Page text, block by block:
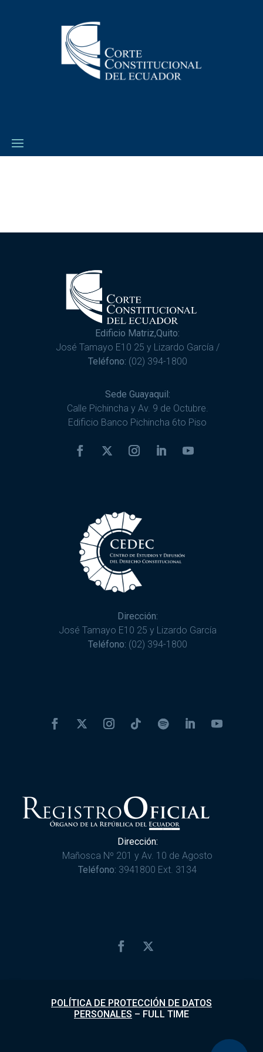
Edificio Matriz,Quito:
José Tamayo E10 25 y Lizardo García /
Teléfono: (02) 394-1800
Sede Guayaquil:
Calle Pichincha y Av. 9 de Octubre.
Edificio Banco Pichincha 6to Piso
Dirección:
José Tamayo E10 25 y Lizardo García
Teléfono: (02) 394-1800
Dirección:
Mañosca Nº 201 y Av. 10 de Agosto
Teléfono: 3941800 Ext. 3134
POLÍTICA DE PROTECCIÓN DE DATOS
PERSONALES – FULL TIME